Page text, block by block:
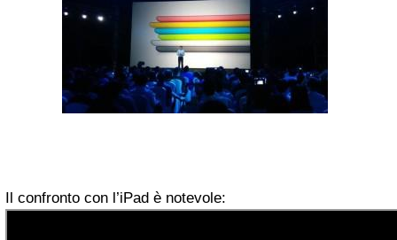
Il confronto con l’iPad è notevole: